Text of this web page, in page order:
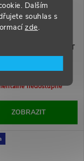
Dalším
souhlas s
zde.
bezdrátové SOLIGHT
zvonek
nedostupné
ZOBRAZIT